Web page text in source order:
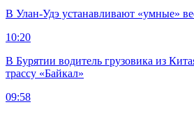
В Улан-Удэ устанавливают «умные»
10:20
В Бурятии водитель грузовика из
трассу «Байкал»
09:58